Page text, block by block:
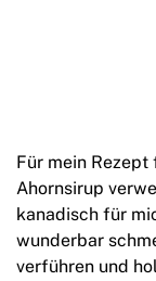
Für mein Rezept
Ahornsirup
kanadisch für
wunderbar
verführen und